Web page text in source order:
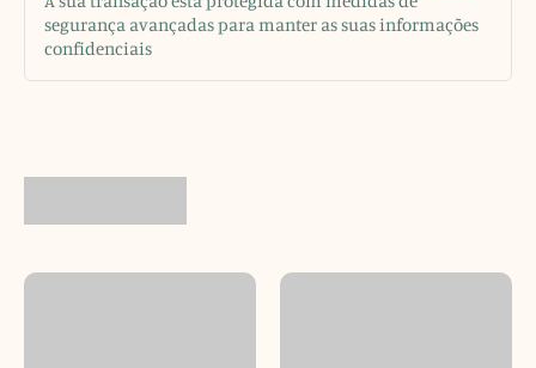
segurança avançadas para manter as suas informações
confidenciais